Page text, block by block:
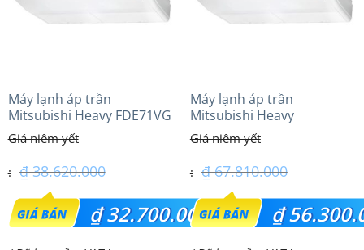
Máy lạnh áp trần
Mitsubishi Heavy FDE71VG
(3.0Hp) Tiêu chuẩn
₫38.620.000
Giá
gốc
₫32.700.000
Máy lạnh áp trần
Mitsubishi Heavy
FDE125VG (5.0Hp) Cao cấp
– 3 Pha
₫67.810.000
Giá
gốc
₫